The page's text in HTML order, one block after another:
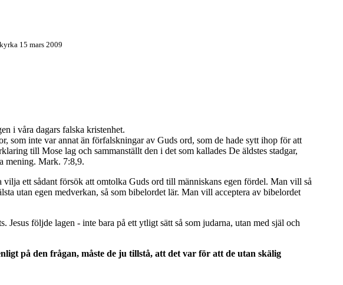
15 mars 2009
i våra dagars falska kristenhet.
som inte var annat än förfalskningar av Guds ord, som de hade sytt ihop för att
till Mose lag och sammanställt den i det som kallades De äldstes stadgar,
mening. Mark. 7:8,9.
ett sådant försök att omtolka Guds ord till människans egen fördel. Man vill så
utan egen medverkan, så som bibelordet lär. Man vill acceptera av bibelordet
följde lagen - inte bara på ett ytligt sätt så som judarna, utan med själ och
på den frågan, måste de ju tillstå, att det var för att de utan skälig